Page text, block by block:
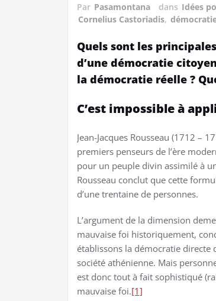
Par Pasamontana dans Idées
Cornelius Castoriadis,
Quels sont les
d’une démocratie
la démocratie réelle ?
C’est impossible à
Jean-Jacques Rousseau (1712 –
premiers penseurs de l’ère
pour un peuple divin assimilé à
Rousseau conclut que cette
d’une trentaine de personnes.
L’argument de la dimension
mauvaise foi historiquement,
établissons la démocratie directe
société athénienne. Mais
est donc tout à fait sophistiqué
mauvaise foi.[1]